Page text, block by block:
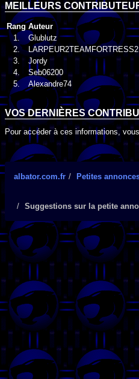
MEILLEURS
Rang Auteur
1.
Glublutz
2.
LARPEUR2TEAMFORTRESS2
3.
Jordy
4.
Seb06200
5.
Alexandre74
VOS DERNIÈRES
Pour accéder à ces informations,
albator.com.fr Petites
Suggestions sur la petite